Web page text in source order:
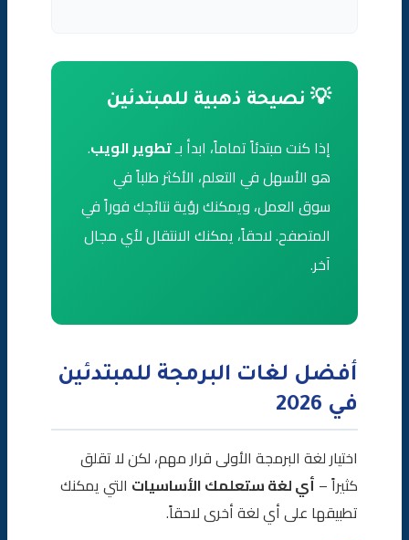
💡 نصيحة ذهبية للمبتدئين
إذا كنت مبتدئاً تماماً، ابدأ بـتطوير الويب.
هو الأسهل في التعلم، الأكثر طلباً في
سوق العمل، ويمكنك رؤية نتائجك فوراً في
المتصفح. لاحقاً، يمكنك الانتقال لأي مجال
آخر.
أفضل لغات البرمجة للمبتدئين
في 2026
اختيار لغة البرمجة الأولى قرار مهم، لكن لا تقلق
كثيراً – أي لغة ستعلمك الأساسيات التي يمكنك
تطبيقها على أي لغة أخرى لاحقاً.